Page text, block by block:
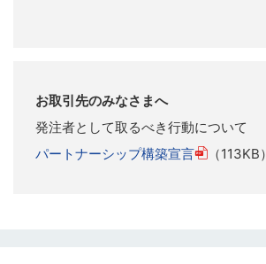
お取引先のみなさまへ
発注者として取るべき行動について
パートナーシップ構築宣言 （113KB）